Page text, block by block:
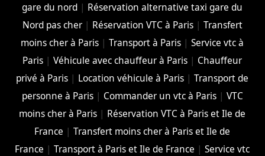
gare du nord | Réservation alternative taxi gare du
Nord pas cher| Réservation VTC à Paris| Transfert
moins cher à Paris |Transport à Paris |Service vtc à
Paris |Véhicule avec chauffeur à Paris | Chauffeur
privé à Paris | Location véhicule à Paris |Transport de
personne à Paris| Commander un vtc à Paris| VTC
moins cher à Paris | Réservation VTC à Paris et Ile de
France |Transfert moins cher à Paris et Ile de
France |Transport à Paris et Ile de France |Service vtc